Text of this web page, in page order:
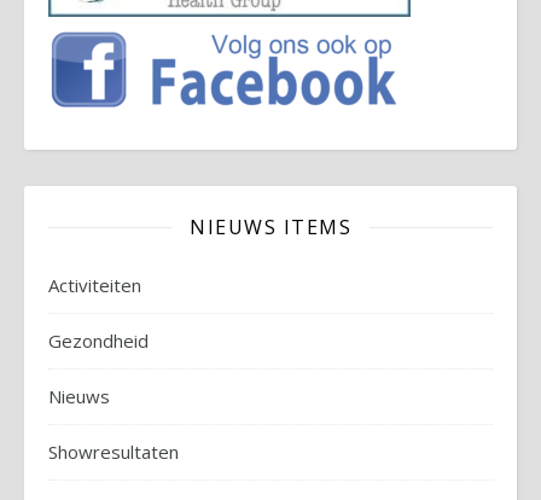
NIEUWS ITEMS
Activiteiten
Gezondheid
Nieuws
Showresultaten